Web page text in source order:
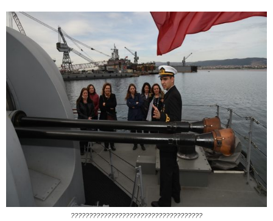
????????????????????????????????????